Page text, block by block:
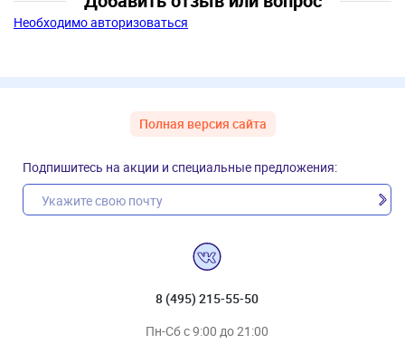
Необходимо авторизоваться
Полная версия сайта
Подпишитесь на акции и специальные предложения:
8 (495) 215-55-50
Пн-Сб с 9:00 до 21:00